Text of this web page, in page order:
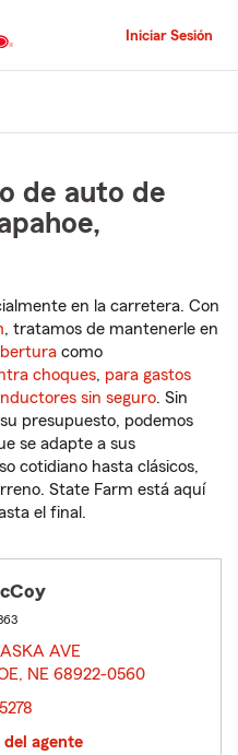
Iniciar Sesión
de auto de
en la carretera. Con
, tratamos de mantenerle en
como
choques, para gastos
sin seguro. Sin
presupuesto, podemos
se adapte a sus
cotidiano hasta clásicos,
State Farm está aquí
el final.
AVE
NE 68922-0560
agente